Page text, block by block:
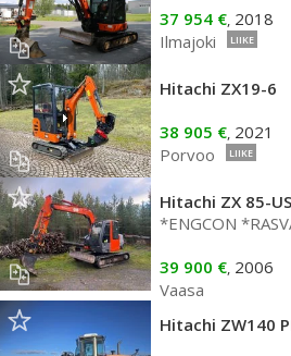
37 954 €, 2018
Ilmajoki
LIIKE
Hitachi ZX19-6
38 905 €, 2021
Porvoo
LIIKE
Hitachi ZX 85-US
*ENGCON *RASVARI
39 900 €, 2006
Vaasa
Hitachi ZW140